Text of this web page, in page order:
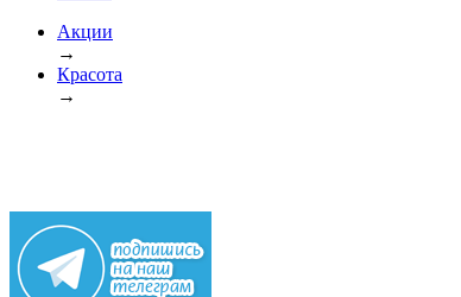
Акции
→
Красота
→